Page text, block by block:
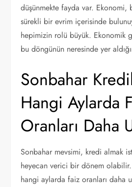
düşünmekte fayda var. Ekonomi,
sürekli bir evrim içerisinde
hepimizin rolü büyük. Ekonomik
bu döngünün neresinde yer
Sonbahar
Hangi Aylarda
Oranları Daha
Sonbahar mevsimi, kredi almak
heyecan verici bir dönem
hangi aylarda faiz oranları daha